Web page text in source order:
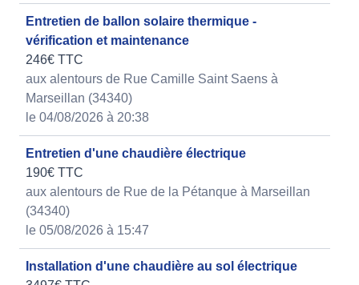
Entretien de ballon solaire thermique -
vérification et maintenance
246€ TTC
aux alentours de Rue Camille Saint Saens à
Marseillan (34340)
le 04/08/2026 à 20:38
Entretien d'une chaudière électrique
190€ TTC
aux alentours de Rue de la Pétanque à Marseillan
(34340)
le 05/08/2026 à 15:47
Installation d'une chaudière au sol électrique